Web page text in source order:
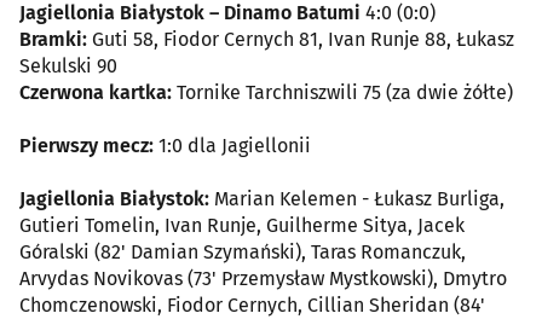
Jagiellonia Białystok – Dinamo Batumi 4:0 (0:0)
Bramki: Guti 58, Fiodor Cernych 81, Ivan Runje 88, Łukasz
Sekulski 90
Czerwona kartka: Tornike Tarchniszwili 75 (za dwie żółte)
Pierwszy mecz: 1:0 dla Jagiellonii
Jagiellonia Białystok: Marian Kelemen - Łukasz Burliga,
Gutieri Tomelin, Ivan Runje, Guilherme Sitya, Jacek
Góralski (82' Damian Szymański), Taras Romanczuk,
Arvydas Novikovas (73' Przemysław Mystkowski), Dmytro
Chomczenowski, Fiodor Cernych, Cillian Sheridan (84'